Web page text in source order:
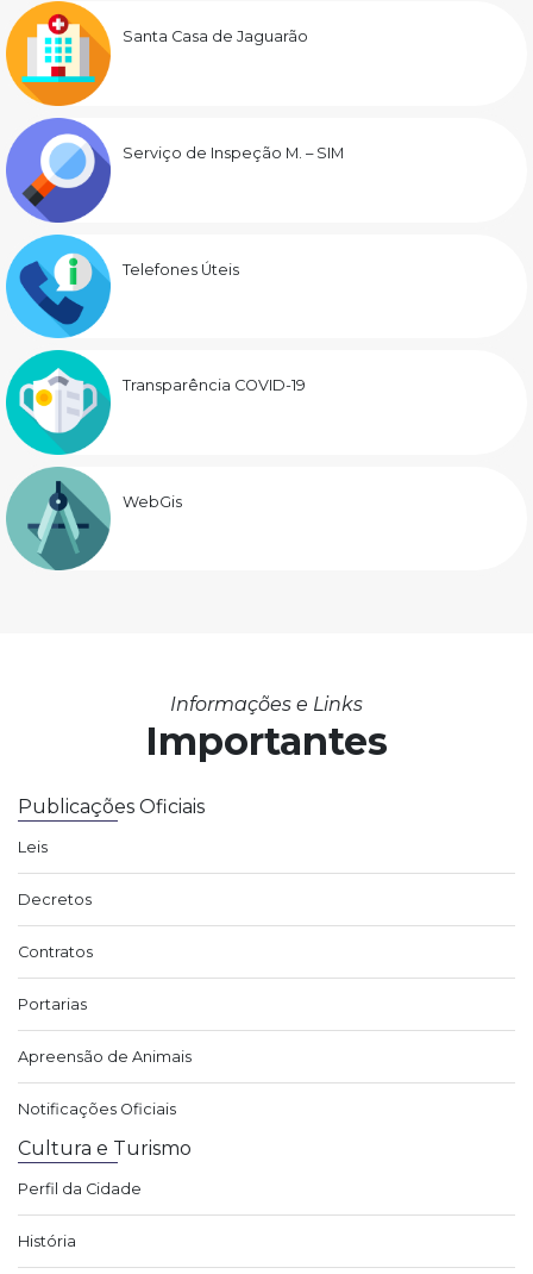
Santa Casa de Jaguarão
Serviço de Inspeção M. – SIM
Telefones Úteis
Transparência COVID-19
WebGis
Informações e Links
Importantes
Publicações Oficiais
Leis
Decretos
Contratos
Portarias
Apreensão de Animais
Notificações Oficiais
Cultura e Turismo
Perfil da Cidade
História